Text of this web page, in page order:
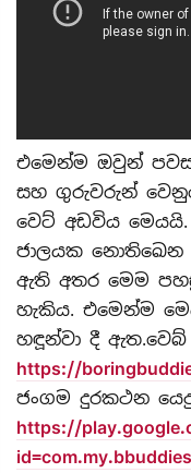
එමෙන්ම ඔවුන්
සහ ගුරුවරුන්
වෙට් අඩවිය
ජාලයක
ඇති අතර මෙම
හැකිය. එමෙන්ම
හඳූන්වා දී
https://
ජංගම දුරකථන
https://
id=com.my.bbuddies